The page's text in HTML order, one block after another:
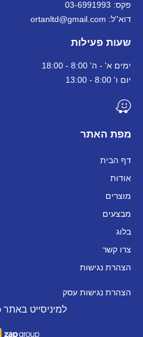
מפת האתר
דף הבית
אודות
מוצרים
מבצעים
בלוג
צרו קשר
הצהרת נגישות
הצהרת נגישות עסק
פקס: 03-6991993
דוא''ל: ortanltd@gmail.com
שעות פעילות
ימים א' - ה' 8:00 - 18:00
יום ו' 8:00 - 13:00
למיניסייט באתר zap דפי זהב